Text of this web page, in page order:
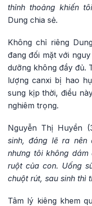
thỉnh thoảng khiến
Dung chia sẻ.
Không chỉ riêng
đang đối mặt với
dưỡng không đầy đủ.
lượng canxi bị hao
sung kịp thời, điều
nghiêm trọng.
Nguyễn Thị Huyền
sinh, đáng lẽ ra nên
nhưng tôi không
ruột của con. Uống
chuột rút, sau sinh thì
Tâm lý kiêng khem